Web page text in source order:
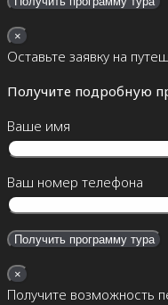
×
Оставьте заявку на
Получите подробную
Ваше имя
Ваш номер телефона
×
Получите возможность